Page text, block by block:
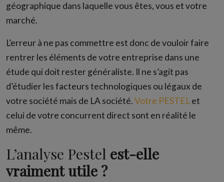
géographique dans laquelle vous êtes, vous et votre
marché.
L’erreur à ne pas commettre est donc de vouloir faire
rentrer les éléments de votre entreprise dans une
étude qui doit rester généraliste. Il ne s’agit pas
d’étudier les facteurs technologiques ou légaux de
votre société mais de LA société.Votre PESTELet
celui de votre concurrent direct sont en réalité le
même.
L’analyse Pestel est-elle
vraiment utile ?